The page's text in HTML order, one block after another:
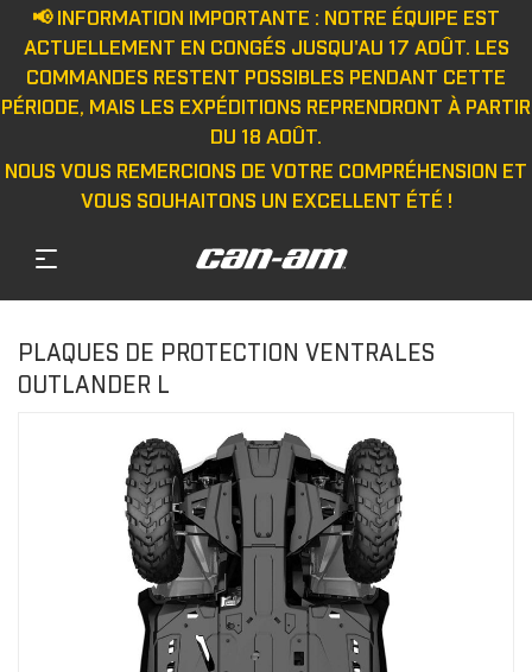
📢 INFORMATION IMPORTANTE : NOTRE ÉQUIPE EST
ACTUELLEMENT EN CONGÉS JUSQU'AU 17 AOÛT. LES
COMMANDES RESTENT POSSIBLES PENDANT CETTE
PÉRIODE, MAIS LES EXPÉDITIONS REPRENDRONT À PARTIR
DU 18 AOÛT.
NOUS VOUS REMERCIONS DE VOTRE COMPRÉHENSION ET
VOUS SOUHAITONS UN EXCELLENT ÉTÉ !
PLAQUES DE PROTECTION VENTRALES
OUTLANDER L